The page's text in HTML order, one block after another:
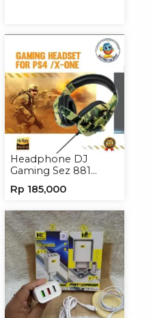
Headphone DJ
Gaming Sez 881
Headset
Rp 185,000